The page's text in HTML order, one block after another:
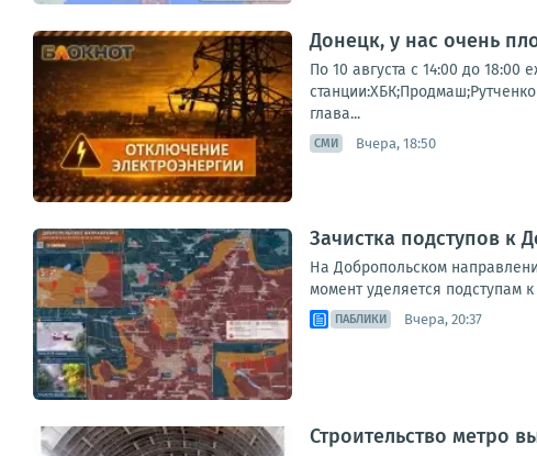
Донецк, у нас очень
По 10 августа с 14:00 до
глава...
СМИ Вчера, 18:50
Зачистка подступов к
На Добропольском
момент уделяется подступам
ПАБЛИКИ Вчера, 20:37
Строительство метро